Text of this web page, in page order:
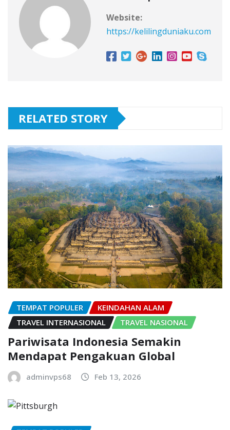
Website:
https://kelilingduniaku.com
RELATED STORY
TEMPAT POPULER
KEINDAHAN ALAM
TRAVEL INTERNASIONAL
TRAVEL NASIONAL
Pariwisata Indonesia Semakin
Mendapat Pengakuan Global
adminvps68 Feb 13, 2026